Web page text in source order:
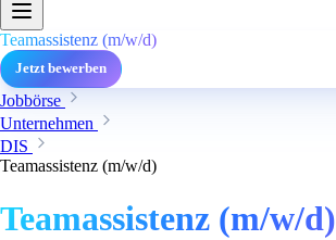
Teamassistenz (m/w/d)
Jetzt bewerben
Jobbörse
Unternehmen
DIS
Teamassistenz (m/w/d)
Teamassistenz (m/w/d)